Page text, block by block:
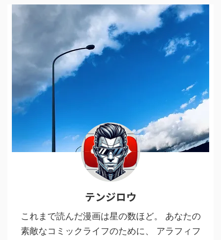
テンジロウ
これまで読んだ漫画は星の数ほど。 あなたの
素敵なコミックライフのために、 アラフィフ